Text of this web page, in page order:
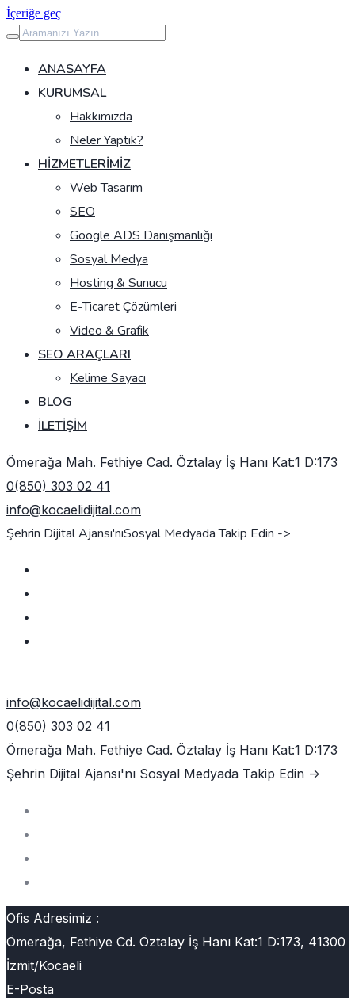
İçeriğe geç
ANASAYFA
KURUMSAL
Hakkımızda
Neler Yaptık?
HIZMETLERIMIZ
Web Tasarım
SEO
Google ADS Danışmanlığı
Sosyal Medya
Hosting & Sunucu
E-Ticaret Çözümleri
Video & Grafik
SEO ARAÇLARI
Kelime Sayacı
BLOG
İLETIŞIM
Ömerağa Mah. Fethiye Cad. Öztalay İş Hanı Kat:1 D:173
0(850) 303 02 41
info@kocaelidijital.com
Şehrin Dijital Ajansı'nıSosyal Medyada Takip Edin ->
info@kocaelidijital.com
0(850) 303 02 41
Ömerağa Mah. Fethiye Cad. Öztalay İş Hanı Kat:1 D:173
Şehrin Dijital Ajansı'nı Sosyal Medyada Takip Edin ->
Ofis Adresimiz :
Ömerağa, Fethiye Cd. Öztalay İş Hanı Kat:1 D:173, 41300
İzmit/Kocaeli
E-Posta